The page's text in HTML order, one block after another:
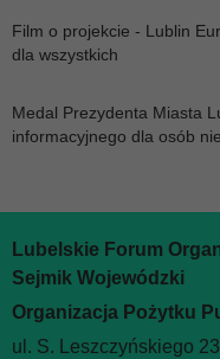
Film o projekcie - Lublin
dla wszystkich
Medal Prezydenta Miasta
informacyjnego dla osób
Lubelskie Forum
Sejmik Wojewódzki
Organizacja Pożytku
ul. S. Leszczyńskiego